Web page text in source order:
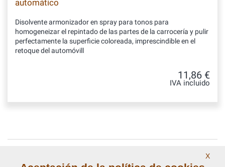
automático
Disolvente armonizador en spray para tonos para
homogeneizar el repintado de las partes de la carrocería y pulir
perfectamente la superficie coloreada, imprescindible en el
retoque del automóvill
11,86 €
IVA incluido
X